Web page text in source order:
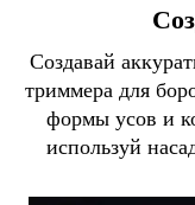
Создавай
триммера для
формы усов и
используй